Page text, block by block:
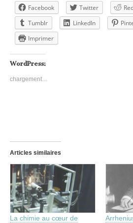
Facebook Twitter
Tumblr
LinkedIn
Imprimer
WordPress:
chargement…
Articles similaires
La chimie au cœur de